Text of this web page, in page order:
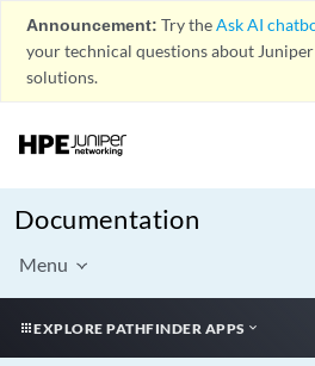
Announcement: Try theAsk AI
your technical questions about
solutions.
Documentation
Menu
EXPLORE PATHFINDER APPS